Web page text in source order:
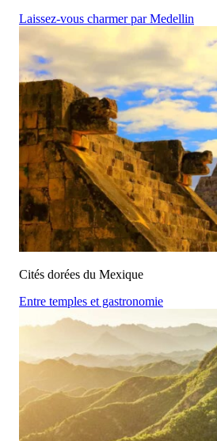
Laissez-vous charmer par Medellin
Cités dorées du Mexique
Entre temples et gastronomie